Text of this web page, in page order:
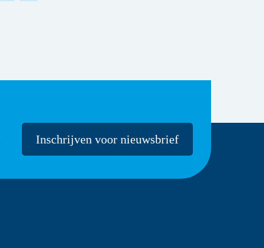
Inschrijven voor nieuwsbrief